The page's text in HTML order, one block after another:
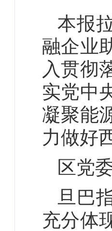
本报
融企业
入贯彻
实党中
凝聚能
力做好
区党
旦巴
充分体